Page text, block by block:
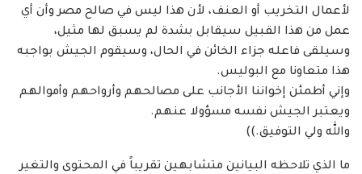
لأعمال التخريب أو العنف، لأن هذا ليس في صالح مصر وأن أي
عمل من هذا القبيل سيقابل بشدة لم يسبق لها مثيل،
وسيلقى فاعله جزاء الخائن في الحال، وسيقوم الجيش بواجبه
هذا متعاونا مع البوليس.
وإني أطمئن إخواننا الأجانب على مصالحهم وأرواحهم وأموالهم
ويعتبر الجيش نفسه مسؤولا عنهم.
والله ولي التوفيق.))
ما الذي تلاحظه البيانين متشابهين تقريباً في المحتوى والتغير